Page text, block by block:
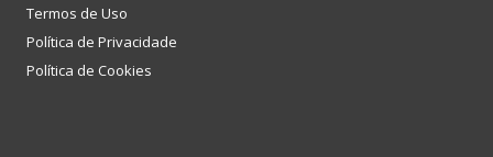
Termos de Uso
Política de Privacidade
Política de Cookies